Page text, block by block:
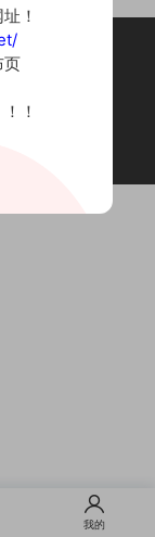
作个人学习使用。
我的
！
页
！